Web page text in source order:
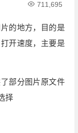
711,695
的地方，目的是
开速度，主要是
部分图片原文件
择